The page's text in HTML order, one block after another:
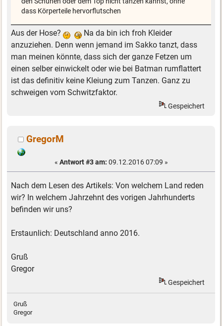
dass Körperteile hervorflutschen
Aus der Hose?
Na da bin ich froh Kleider
anzuziehen. Denn wenn jemand im Sakko tanzt, dass
man meinen könnte, dass sich der ganze Fetzen um
einen selber einwickelt oder wie bei Batman rumflattert
ist das definitiv keine Kleiung zum Tanzen. Ganz zu
schweigen vom Schwitzfaktor.
Gespeichert
GregorM
« Antwort #3 am: 09.12.2016 07:09 »
Nach dem Lesen des Artikels: Von welchem Land reden
wir? In welchem Jahrzehnt des vorigen Jahrhunderts
befinden wir uns?
Erstaunlich: Deutschland anno 2016.
Gruß
Gregor
Gespeichert
Gruß
Gregor